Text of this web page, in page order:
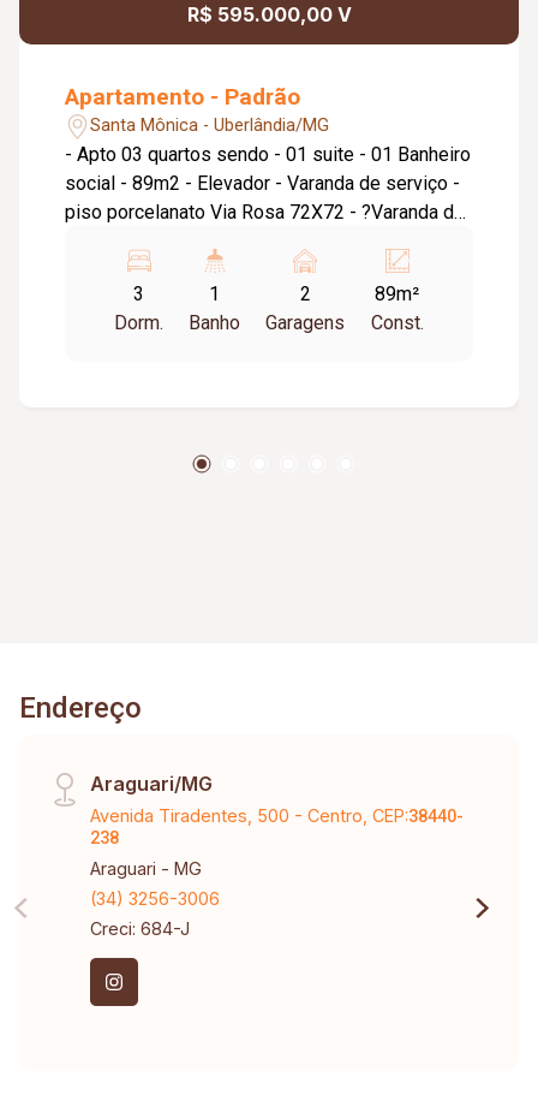
R$ 595.000,00 V
Apartamento - Padrão
Santa Mônica - Uberlândia/MG
- Apto 03 quartos sendo - 01 suite - 01 Banheiro
social - 89m2 - Elevador - Varanda de serviço -
piso porcelanato Via Rosa 72X72 - ?Varanda de
700 mts UFU Santa Mônica - 01 Vaga de
garagem pra 02 carros pequenos
3
Dorm.
1
Banho
2
Garagens
89m²
Const.
Endereço
Araguari/MG
Avenida Tiradentes, 500 - Centro, CEP:38440-
238
Araguari - MG
(34) 3256-3006
Creci: 684-J